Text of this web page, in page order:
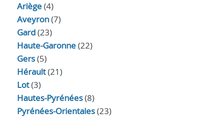
Ariège(4)
Aveyron(7)
Gard(23)
Haute-Garonne(22)
Gers(5)
Hérault(21)
Lot(3)
Hautes-Pyrénées(8)
Pyrénées-Orientales(23)